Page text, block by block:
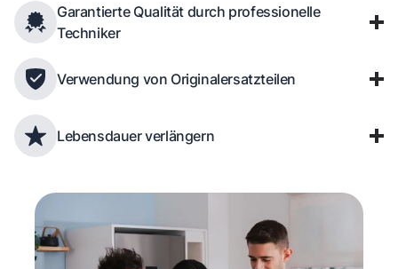
Garantierte Qualität durch professionelle
Techniker
Verwendung von Originalersatzteilen
Lebensdauer verlängern